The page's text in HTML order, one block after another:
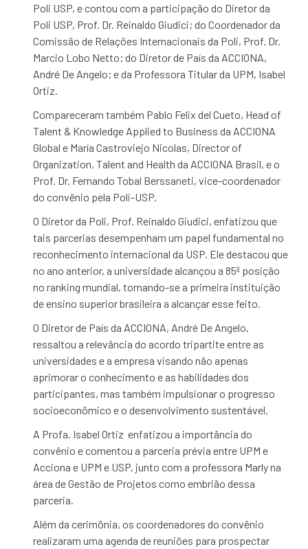
Poli USP, e contou com a participação do Diretor da
Poli USP, Prof. Dr. Reinaldo Giudici; do Coordenador da
Comissão de Relações Internacionais da Poli, Prof. Dr.
Marcio Lobo Netto; do Diretor de País da ACCIONA,
André De Angelo; e da Professora Titular da UPM, Isabel
Ortiz.
Compareceram também Pablo Felix del Cueto, Head of
Talent & Knowledge Applied to Business da ACCIONA
Global e María Castroviejo Nicolas, Director of
Organization, Talent and Health da ACCIONA Brasil, e o
Prof. Dr. Fernando Tobal Berssaneti, vice-coordenador
do convênio pela Poli-USP.
O Diretor da Poli, Prof. Reinaldo Giudici, enfatizou que
tais parcerias desempenham um papel fundamental no
reconhecimento internacional da USP. Ele destacou que
no ano anterior, a universidade alcançou a 85ª posição
no ranking mundial, tornando-se a primeira instituição
de ensino superior brasileira a alcançar esse feito.
O Diretor de País da ACCIONA, André De Angelo,
ressaltou a relevância do acordo tripartite entre as
universidades e a empresa visando não apenas
aprimorar o conhecimento e as habilidades dos
participantes, mas também impulsionar o progresso
socioeconômico e o desenvolvimento sustentável.
A Profa. Isabel Ortiz enfatizou a importância do
convênio e comentou a parceria prévia entre UPM e
Acciona e UPM e USP, junto com a professora Marly na
área de Gestão de Projetos como embrião dessa
parceria.
Além da cerimônia, os coordenadores do convênio
realizaram uma agenda de reuniões para prospectar